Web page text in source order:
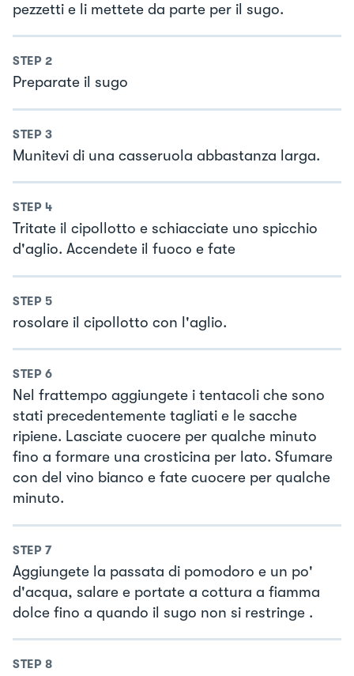
pezzetti e li mettete da parte per il sugo.
STEP 2
Preparate il sugo
STEP 3
Munitevi di una casseruola abbastanza larga.
STEP 4
Tritate il cipollotto e schiacciate uno spicchio
d'aglio. Accendete il fuoco e fate
STEP 5
rosolare il cipollotto con l'aglio.
STEP 6
Nel frattempo aggiungete i tentacoli che sono
stati precedentemente tagliati e le sacche
ripiene. Lasciate cuocere per qualche minuto
fino a formare una crosticina per lato. Sfumare
con del vino bianco e fate cuocere per qualche
minuto.
STEP 7
Aggiungete la passata di pomodoro e un po'
d'acqua, salare e portate a cottura a fiamma
dolce fino a quando il sugo non si restringe .
STEP 8